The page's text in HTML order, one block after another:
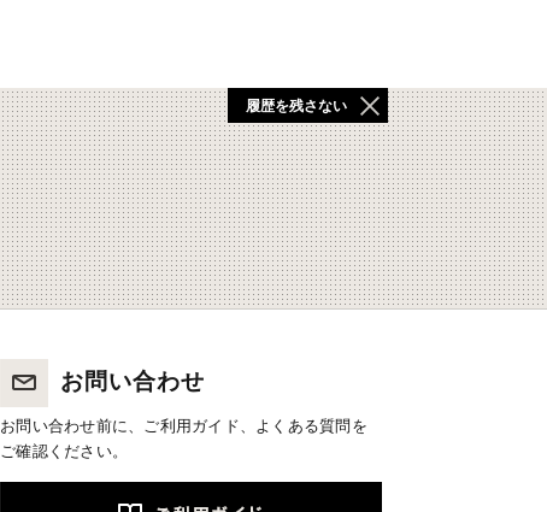
履歴を残さない
お問い合わせ
お問い合わせ前に、ご利用ガイド、よくある質問を
ご確認ください。